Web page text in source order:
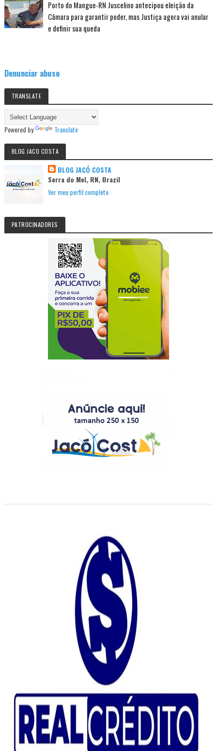
Porto do Mangue-RN Juscelino antecipou eleição da
Câmara para garantir poder, mas Justiça agora vai anular
e definir sua queda
Denunciar abuso
TRANSLATE
Powered by Translate
BLOG JACO COSTA
BLOG JACÓ COSTA
Serra do Mel, RN, Brazil
Ver meu perfil completo
PATROCINADORES